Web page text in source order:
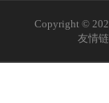
Copyright ©
友情